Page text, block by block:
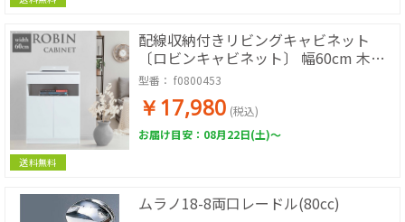
送料無料
配線収納付きリビングキャビネット
〔ロビンキャビネット〕 幅60cm 木製
ファックス台 電話台 プリンター台 チェ
スト
型番： f0800453
￥17,980 (税込)
お届け目安：08月22日(土)～
ムラノ18-8両口レードル(80cc)